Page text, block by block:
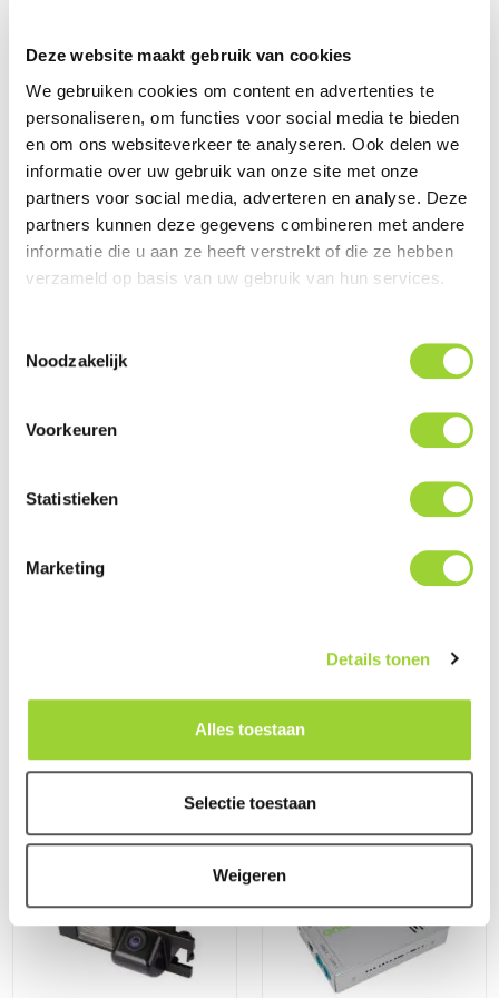
Deze website maakt gebruik van cookies
We gebruiken cookies om content en advertenties te
personaliseren, om functies voor social media te bieden
en om ons websiteverkeer te analyseren. Ook delen we
informatie over uw gebruik van onze site met onze
partners voor social media, adverteren en analyse. Deze
partners kunnen deze gegevens combineren met andere
informatie die u aan ze heeft verstrekt of die ze hebben
verzameld op basis van uw gebruik van hun services.
Noodzakelijk
Voorkeuren
Statistieken
Marketing
Details tonen
Alles toestaan
Selectie toestaan
Weigeren
Navigatie/Multimedia
Interfaces (Volkswagen)
USB en AUX Ombouwsets
(Volkswagen)
Autospecifieke Versterker /
(Volkswagen)
Pasklare en Autospecifieke
(Volkswagen)
Pasklare Deurboards